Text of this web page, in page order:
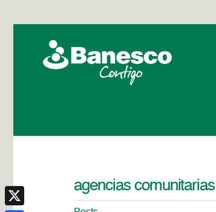
agencias comunitarias